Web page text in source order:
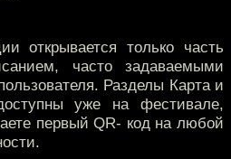
открывается только часть
часто задаваемыми
Разделы Карта и
уже на фестивале,
первый QR- код на любой